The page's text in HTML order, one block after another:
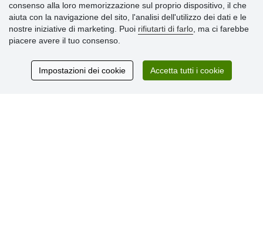
» Impostazioni dei cookie
» Termini & Condizioni
» Informativa sulla Privacy
» Consegna e pagamento
» Programma fedeltà
consenso alla loro memorizzazione sul proprio dispositivo, il che
aiuta con la navigazione del sito, l'analisi dell'utilizzo dei dati e le
nostre iniziative di marketing. Puoi rifiutarti di farlo , ma ci farebbe
piacere avere il tuo consenso.
Impostazioni dei cookie Accetta tutti i cookie